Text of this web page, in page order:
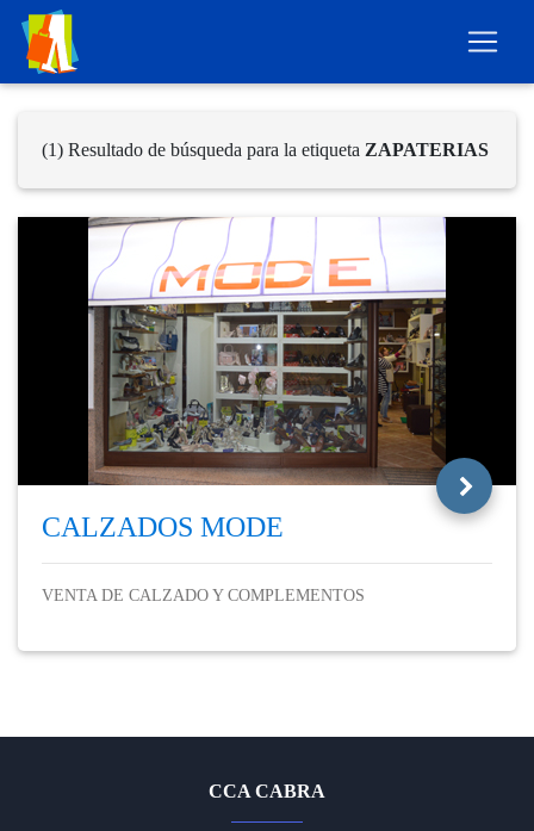
(1) Resultado de búsqueda para la etiqueta ZAPATERIAS
CALZADOS MODE
VENTA DE CALZADO Y COMPLEMENTOS
CCA CABRA